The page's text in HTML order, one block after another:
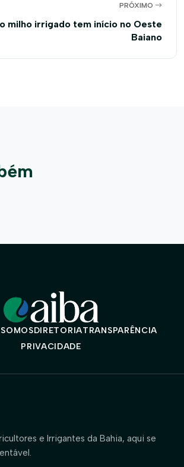
PRÓXIMO
milho irrigado tem início no Oeste
Baiano
DIRETORIATRANSPARÊNCIA
PRIVACIDADE
e Irrigantes da Bahia, aqui se